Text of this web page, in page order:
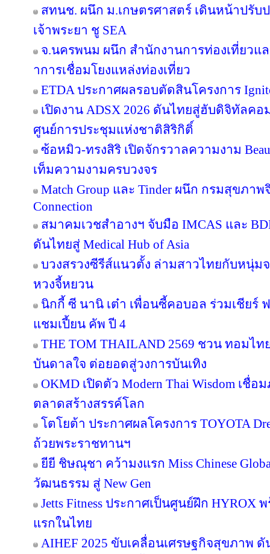
สทนช. ผนึก ม.เกษตรศาสตร์ เดินหน้าปรั
เจ้าพระยา ชู SEA
จ.นครพนม ผนึก สำนักงานการท่องเที่ยวแ
าการเชื่อมโยงแหล่งท่องเที่ยว
ETDA ประกาศผลรอบตัดสินโครงการ
เปิดงาน ADSX 2026 ดันไทยสู่ฮับดิจิทัลคอ
ศูนย์การประชุมแห่งชาติสิริกิติ์
ซ้อหมิว-ทรงสิริ เปิดจักรวาลความงาม
เท็มความงามครบวงจร
Match Group และ Tinder ผนึก กรมสุขภา
Connection
สมาคมเวชสำอางฯ จับมือ IMCAS และ
ดันไทยสู่ Medical Hub of Asia
บวงสรวงซีรีส์แนวตั้ง ล่ามสาวไทยกับหนุ่ม
หวงจี้หยวน
นิกกี้ ซี นานิ เต๋า เพื่อนซี้คอบอล ร่วมเชียร์
แชมเปี้ยน คัพ ปี 4
THE TOM THAILAND 2569 ชวน ทอมไ
บันดาลใจ ต่อยอดสู่วงการบันเทิง
OKMD เปิดตัว Modern Thai Wisdom เ
ตลาดสร้างสรรค์โลก
โตโยต้า ประกาศผลโครงการ TOYOTA
ถ้วยพระราชทานฯ
ยียี ชิษณุชา คว้ามงแรก Miss Chinese
วัฒนธรรม สู่ New Gen
Jetts Fitness ประกาศเป็นศูนย์ฝึก HYROX
แรกในไทย
AIHEF 2025 ขับเคลื่อนเศรษฐกิจสุขภาพ